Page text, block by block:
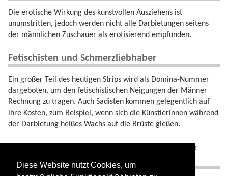
Diese Website nutzt Cookies, um
Die erotische Wirkung des kunstvollen Ausziehens ist
unumstritten, jedoch werden nicht alle Darbietungen seitens
der männlichen Zuschauer als erotisierend empfunden.
Fetischisten und Schmerzliebhaber
Ein großer Teil des heutigen Strips wird als Domina-Nummer
dargeboten, um den fetischistischen Neigungen der Männer
Rechnung zu tragen. Auch Sadisten kommen gelegentlich auf
ihre Kosten, zum Beispiel, wenn sich die Künstlerinnen während
der Darbietung heißes Wachs auf die Brüste gießen.
Synonyme, Redewendungen und verwandte
Begriffe